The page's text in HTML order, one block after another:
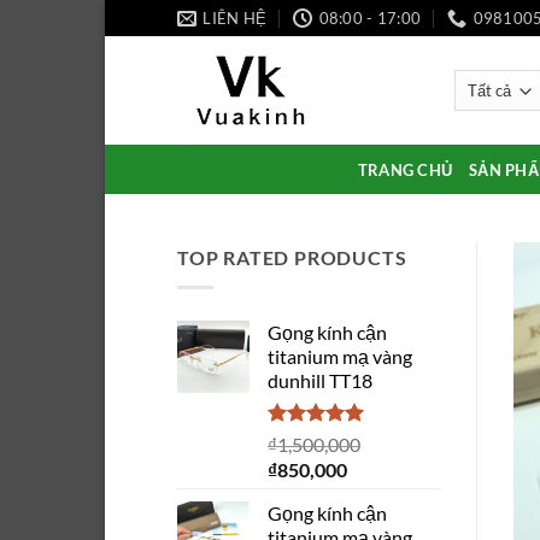
qua
LIÊN HỆ 08:00 - 17:00
TRANG CHỦ SẢN
TOP RATED PRODUCTS
Gọng kính cận
titanium mạ vàng
dunhill TT18
Được xếp
hạng 5.00
5 sao
₫1,500,000
Giá
là:
₫850,000Giá
tại
Gọng kính cận